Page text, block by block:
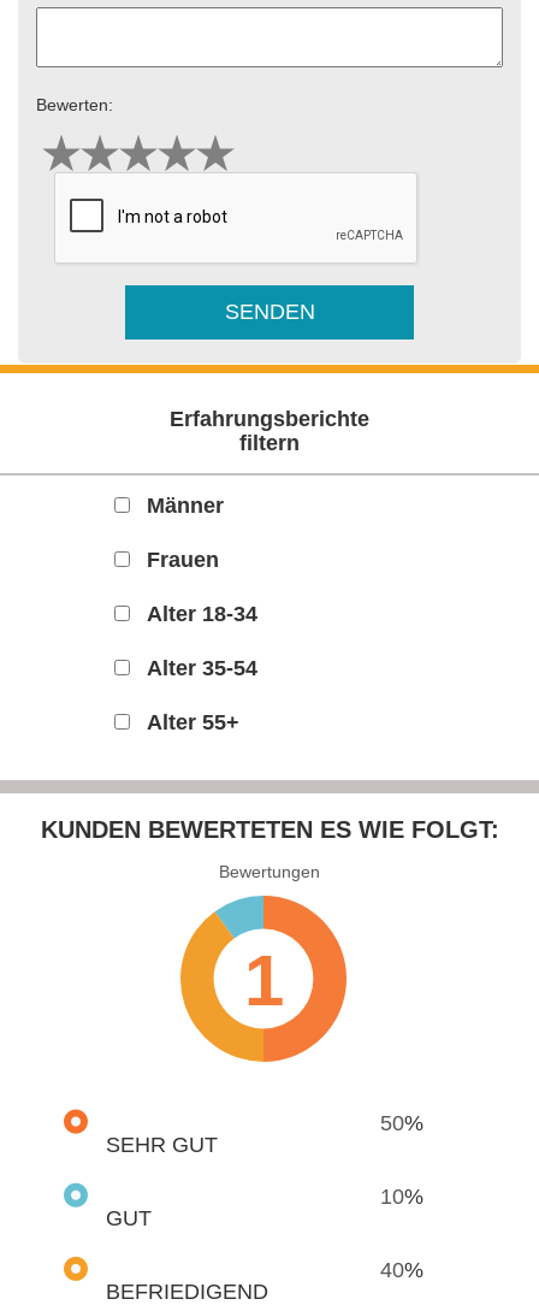
Bewerten:
Erfahrungsberichte
filtern
Männer
Frauen
Alter 18-34
Alter 35-54
Alter 55+
KUNDEN BEWERTETEN ES WIE FOLGT:
Bewertungen
1
SEHR GUT
50%
GUT
10%
BEFRIEDIGEND
40%